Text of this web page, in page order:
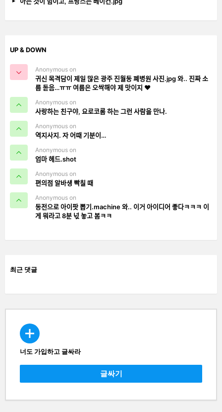
UP & DOWN
Anonymous on
귀신 목격담이 제일 많은 광주 진월동 폐병원 사진.jpg 와.. 진짜 소
름 돋음…ㅠㅠ 여름은 오싹해야 제 맛이지 ❤️
Anonymous on
사랑하는 친구야, 요로코롬 하는 그런 사람을 만나.
Anonymous on
역지사지. 자 어때 기분이…
Anonymous on
엄마 헤드.shot
Anonymous on
편의점 알바생 빡칠 때
Anonymous on
동전으로 아이팟 뽑기.machine 와.. 이거 아이디어 좋다ㅋㅋㅋ 이
게 뭐라고 8분 넋 놓고 봄ㅋㅋ
최근 댓글
CREATE
너도 가입하고 글싸라
글싸기